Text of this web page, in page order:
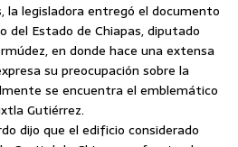
la legisladora entregó el documento
del Estado de Chiapas, diputado
en donde hace una extensa
su preocupación sobre la
se encuentra el emblemático
Gutiérrez.
dijo que el edificio considerado